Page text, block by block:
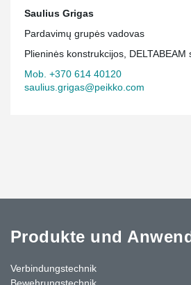
Saulius Grigas
Pardavimų grupės vadovas
Plieninės konstrukcijos, DELTABEAM
Mob. +370 614 40120
saulius.grigas@peikko.com
Produkte und
Verbindungstechnik
Bewehrungstechnik